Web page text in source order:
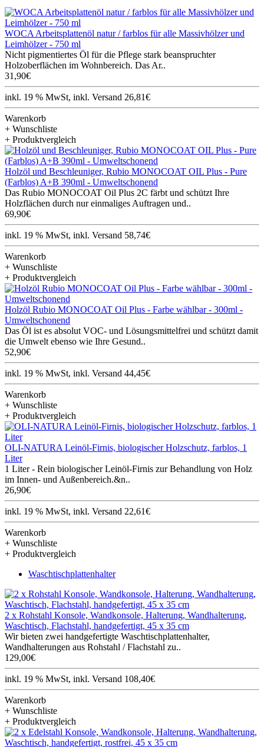
WOCA Arbeitsplattenöl natur / farblos für alle Massivhölzer und
Leimhölzer - 750 ml
Nicht pigmentiertes Öl für die Pflege stark beanspruchter
Holzoberflächen im Wohnbereich. Das Ar..
31,90€
inkl. 19 % MwSt, inkl. Versand 26,81€
Warenkorb
+ Wunschliste
+ Produktvergleich
Holzöl und Beschleuniger, Rubio MONOCOAT OIL Plus - Pure
(Farblos) A+B 390ml - Umweltschonend
Das Rubio MONOCOAT Oil Plus 2C färbt und schützt Ihre
Holzflächen durch nur einmaliges Auftragen und..
69,90€
inkl. 19 % MwSt, inkl. Versand 58,74€
Warenkorb
+ Wunschliste
+ Produktvergleich
Holzöl Rubio MONOCOAT Oil Plus - Farbe wählbar - 300ml -
Umweltschonend
Das Öl ist es absolut VOC- und Lösungsmittelfrei und schützt damit
die Umwelt ebenso wie Ihre Gesund..
52,90€
inkl. 19 % MwSt, inkl. Versand 44,45€
Warenkorb
+ Wunschliste
+ Produktvergleich
OLI-NATURA Leinöl-Firnis, biologischer Holzschutz, farblos, 1
Liter
1 Liter - Rein biologischer Leinöl-Firnis zur Behandlung von Holz
im Innen- und Außenbereich.&n..
26,90€
inkl. 19 % MwSt, inkl. Versand 22,61€
Warenkorb
+ Wunschliste
+ Produktvergleich
Waschtischplattenhalter
2 x Rohstahl Konsole, Wandkonsole, Halterung, Wandhalterung,
Waschtisch, Flachstahl, handgefertigt, 45 x 35 cm
Wir bieten zwei handgefertigte Waschtischplattenhalter,
Wandhalterungen aus Rohstahl / Flachstahl zu..
129,00€
inkl. 19 % MwSt, inkl. Versand 108,40€
Warenkorb
+ Wunschliste
+ Produktvergleich